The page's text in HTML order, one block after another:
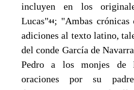
incluyen en los
Lucas"44; "Ambas crónicas
adiciones al texto latino,
del conde García de
Pedro a los monjes de
oraciones por su